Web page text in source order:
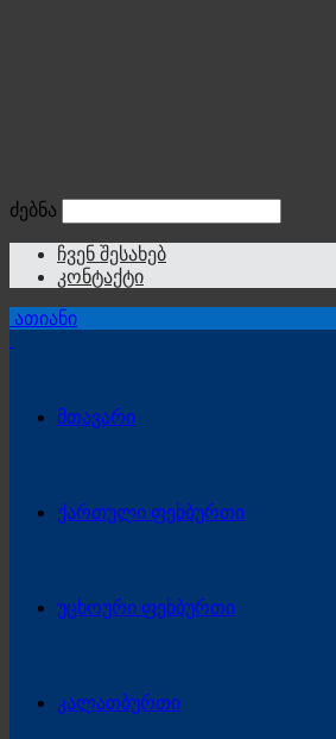
ძებნა
ჩვენ შესახებ
კონტაქტი
ათიანი
მთავარი
ქართული ფეხბურთი
უცხოური ფეხბურთი
კალათბურთი